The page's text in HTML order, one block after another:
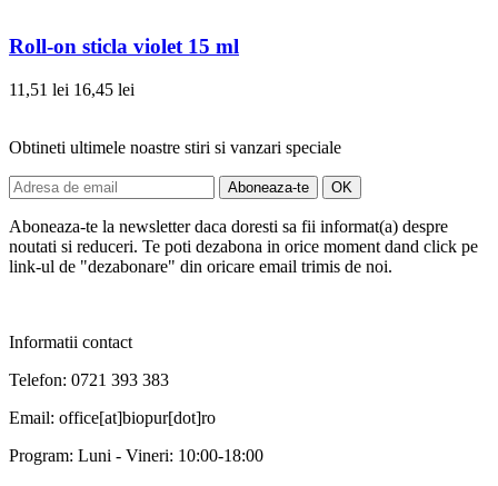
Roll-on sticla violet 15 ml
11,51 lei 16,45 lei
Obtineti ultimele noastre stiri si vanzari speciale
Aboneaza-te la newsletter daca doresti sa fii informat(a) despre
noutati si reduceri. Te poti dezabona in orice moment dand click pe
link-ul de "dezabonare" din oricare email trimis de noi.
Informatii contact
Telefon: 0721 393 383
Email: office[at]biopur[dot]ro
Program: Luni - Vineri: 10:00-18:00